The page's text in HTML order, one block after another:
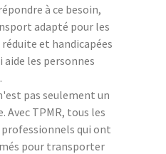
à ce besoin,
adapté pour les
et handicapées
aide les personnes
pas seulement un
Avec TPMR, tous les
qui ont
pour transporter